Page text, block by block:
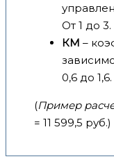
От 1 до 3.
КМ –
0,6 до 1,6.
(Пример
= 11 599,5 руб.)